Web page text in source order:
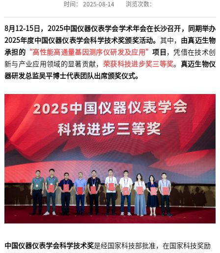
时间： 2025-08-14 浏览次数：
8月12-15日，2025中国仪器仪表学会学术年会在长沙召开，同期举办
2025年度中国仪器仪表学会科学技术奖颁奖活动。
其中， 由真迈生物
承担的 “高性能高通量基因测序仪研发及应用” 项目 ，凭借在技术创
新与产业应用领域的显著贡献， 荣获科技进步奖三等奖。 真迈生物仪
器研发总监吴平博士代表团队出席颁奖仪式。
中国仪器仪表学会科学技术奖是经国家科技部批准，在国家科技奖励